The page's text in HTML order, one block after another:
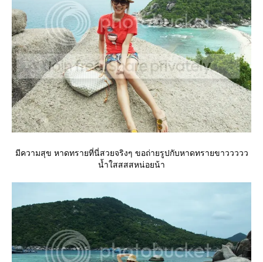
มีความสุข หาดทรายที่นี่สวยจริงๆ ขอถ่ายรูปกับหาดทรายขาววววว
น้ำใสสสสหน่อยน้า